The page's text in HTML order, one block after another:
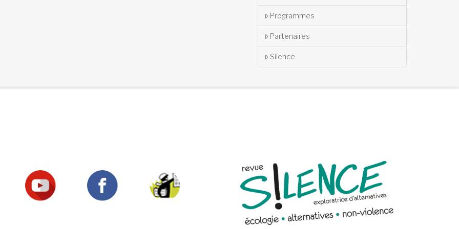
Programmes
Partenaires
Silence